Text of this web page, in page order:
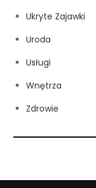
Ukryte Zajawki
Uroda
Usługi
Wnętrza
Zdrowie